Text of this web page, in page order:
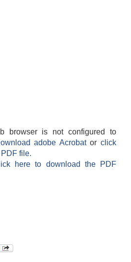
browser is not configured to
adobe Acrobatorclick
file.
here to download the PDF